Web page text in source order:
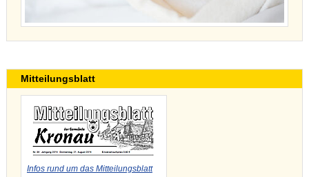
Mitteilungsblatt
Infos rund um das Mitteilungsblatt